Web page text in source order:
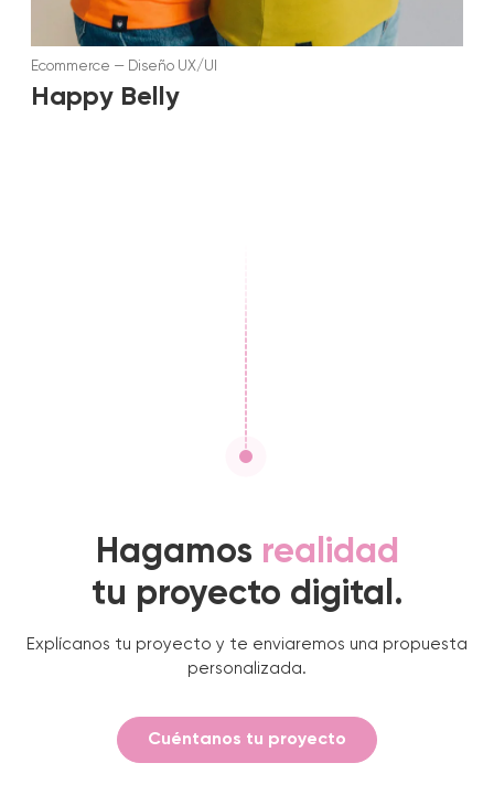
Ecommerce — Diseño UX/UI
Happy Belly
Hagamos realidad
tu proyecto digital.
Explícanos tu proyecto y te enviaremos una propuesta
personalizada.
Cuéntanos tu proyecto